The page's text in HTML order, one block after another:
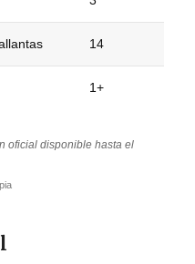
14
1+
oficial disponible hasta el